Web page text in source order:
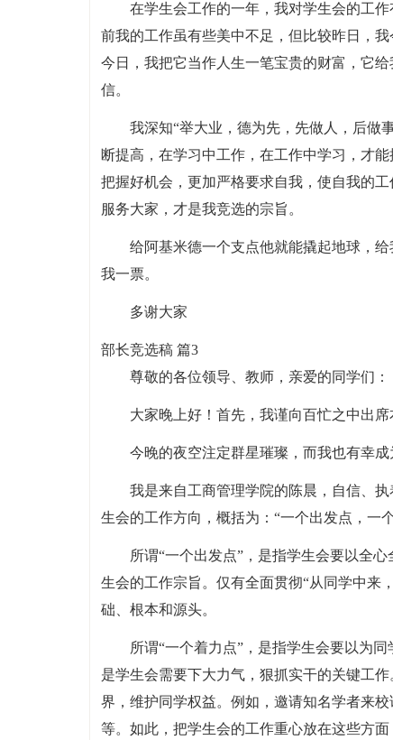
在学生会工作的一年，我对学生会的工
前我的工作虽有些美中不足，但比较昨日，
今日，我把它当作人生一笔宝贵的财富，它
信。
我深知“举大业，德为先，先做人，后做
断提高，在学习中工作，在工作中学习，才
把握好机会，更加严格要求自我，使自我的
服务大家，才是我竞选的宗旨。
给阿基米德一个支点他就能撬起地球，
我一票。
多谢大家
部长竞选稿 篇3
尊敬的各位领导、教师，亲爱的同学们：
大家晚上好！首先，我谨向百忙之中出
今晚的夜空注定群星璀璨，而我也有幸
我是来自工商管理学院的陈晨，自信、
生会的工作方向，概括为：“一个出发点，一
所谓“一个出发点”，是指学生会要以全
生会的工作宗旨。仅有全面贯彻“从同学中来
础、根本和源头。
所谓“一个着力点”，是指学生会要以为
是学生会需要下大力气，狠抓实干的关键工
界，维护同学权益。例如，邀请知名学者来
等。如此，把学生会的工作重心放在这些方面